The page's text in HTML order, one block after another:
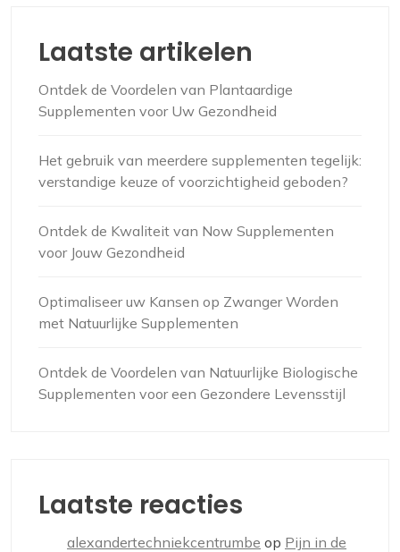
Laatste artikelen
Ontdek de Voordelen van Plantaardige
Supplementen voor Uw Gezondheid
Het gebruik van meerdere supplementen tegelijk:
verstandige keuze of voorzichtigheid geboden?
Ontdek de Kwaliteit van Now Supplementen
voor Jouw Gezondheid
Optimaliseer uw Kansen op Zwanger Worden
met Natuurlijke Supplementen
Ontdek de Voordelen van Natuurlijke Biologische
Supplementen voor een Gezondere Levensstijl
Laatste reacties
alexandertechniekcentrumbe op Pijn in de